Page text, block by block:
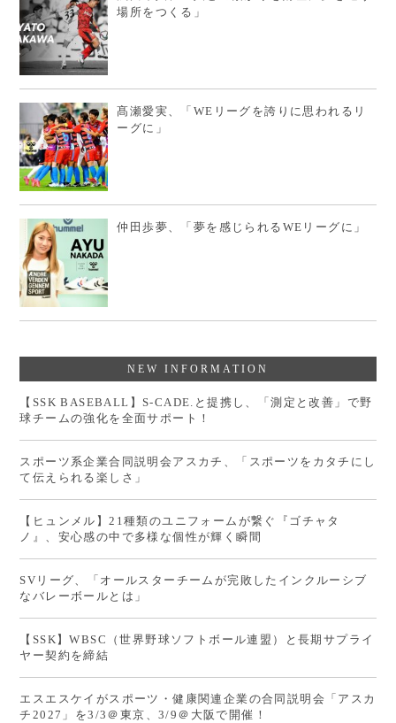
場所をつくる」
髙瀬愛実、「WEリーグを誇りに思われるリ
ーグに」
仲田歩夢、「夢を感じられるWEリーグに」
NEW INFORMATION
【SSK BASEBALL】S-CADE.と提携し、「測定と改善」で野
球チームの強化を全面サポート！
スポーツ系企業合同説明会アスカチ、「スポーツをカタチにし
て伝えられる楽しさ」
【ヒュンメル】21種類のユニフォームが繋ぐ『ゴチャタ
ノ』、安心感の中で多様な個性が輝く瞬間
SVリーグ、「オールスターチームが完敗したインクルーシブ
なバレーボールとは」
【SSK】WBSC（世界野球ソフトボール連盟）と長期サプライ
ヤー契約を締結
エスエスケイがスポーツ・健康関連企業の合同説明会「アスカ
チ2027」を3/3＠東京、3/9＠大阪で開催！